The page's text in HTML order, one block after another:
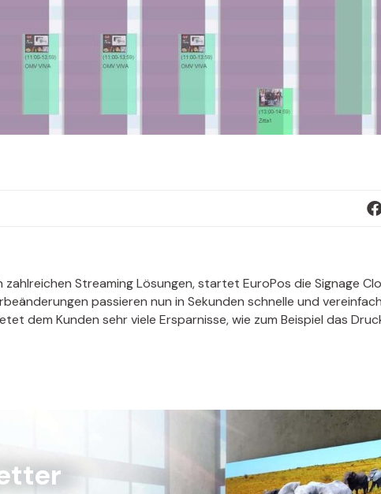
zahlreichen Streaming Lösungen, startet EuroPos die Signage
passieren nun in Sekunden schnelle und
dem Kunden sehr viele Ersparnisse, wie zum Beispiel das